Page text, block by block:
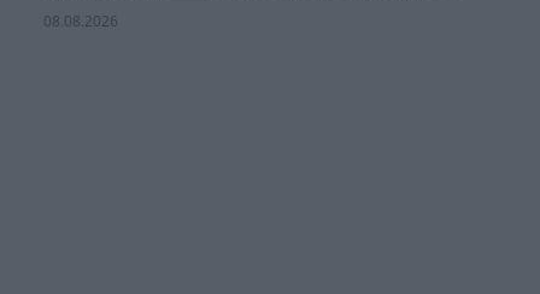
08.08.2026